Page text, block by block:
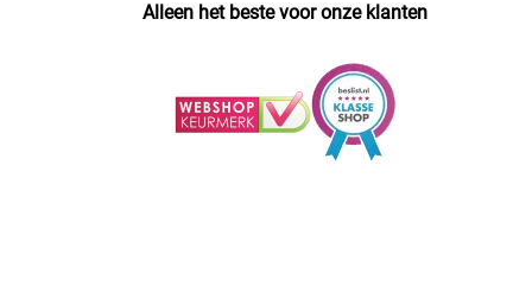
Alleen het beste voor onze klanten